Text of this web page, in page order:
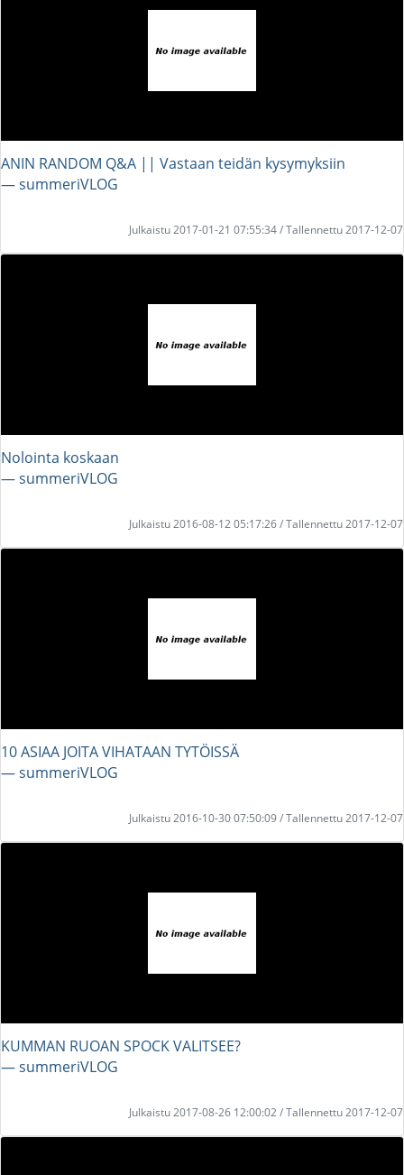
ANIN RANDOM Q&A || Vastaan teidän kysymyksiin
― summeriVLOG
Julkaistu 2017-01-21 07:55:34 / Tallennettu 2017-12-07
Nolointa koskaan
― summeriVLOG
Julkaistu 2016-08-12 05:17:26 / Tallennettu 2017-12-07
10 ASIAA JOITA VIHATAAN TYTÖISSÄ
― summeriVLOG
Julkaistu 2016-10-30 07:50:09 / Tallennettu 2017-12-07
KUMMAN RUOAN SPOCK VALITSEE?
― summeriVLOG
Julkaistu 2017-08-26 12:00:02 / Tallennettu 2017-12-07